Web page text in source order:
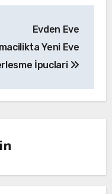
Evden Eve
Yeni Eve
İpuclari